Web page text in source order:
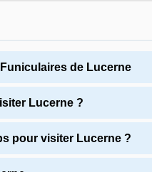
de Lucerne
Lucerne ?
pour visiter Lucerne ?